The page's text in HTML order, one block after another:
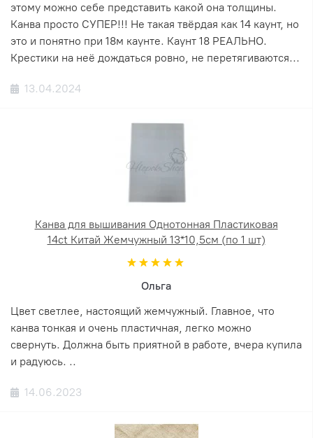
этому можно себе представить какой она толщины.
Канва просто СУПЕР!!! Не такая твёрдая как 14 каунт, но
это и понятно при 18м каунте. Каунт 18 РЕАЛЬНО.
Крестики на неё дождаться ровно, не перетягиваются...
13.04.2024
Канва для вышивания Однотонная Пластиковая
14ct Китай Жемчужный 13*10,5см (по 1 шт)
Ольга
Цвет светлее, настоящий жемчужный. Главное, что
канва тонкая и очень пластичная, легко можно
свернуть. Должна быть приятной в работе, вчера купила
и радуюсь. ..
14.06.2023